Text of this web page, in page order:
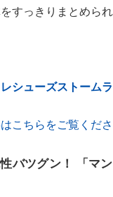
すっきりまとめられ
シューズストーム
こちらをご覧くださ
バツグン！ 「マ